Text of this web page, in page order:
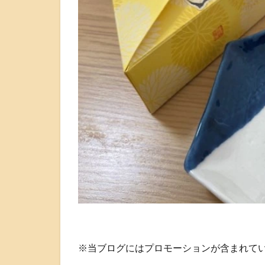
※当ブログにはプロモーションが含まれて